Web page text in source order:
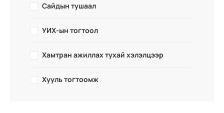
Сайдын тушаал
УИХ-ын тогтоол
Хамтран ажиллах тухай хэлэлцээр
Хууль тогтоомж